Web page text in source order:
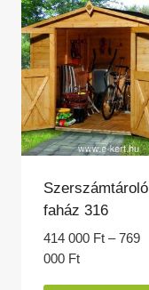
Szerszámtároló
faház 316
414 000 Ft – 769
000 FtÁrtartomány: